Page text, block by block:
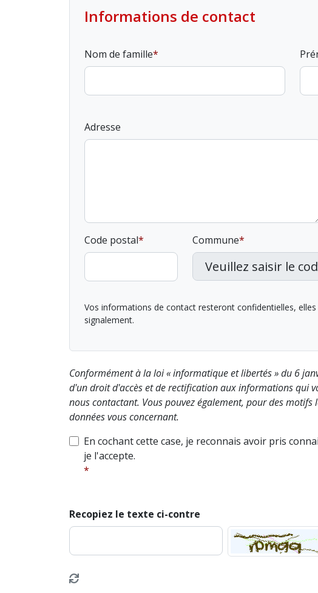
Informations de contact
Nom de famille
Adresse
Code postal Commune
Vos informations de contact resteront confidentielles,
signalement.
Conformément à la loi « informatique et libertés » du 6
d'un droit d'accès et de rectification aux informations qui
nous contactant. Vous pouvez également, pour des
données vous concernant.
En cochant cette case, je reconnais avoir pris
je l'accepte.
Recopiez le texte ci-contre